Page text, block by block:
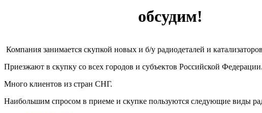
обсудим!
Компания занимается скупкой новых и б/у радиодеталей и
Приезжают в скупку со всех городов и субъектов Российской Федерации.
Много клиентов из стран СНГ.
Наибольшим спросом в приеме и скупке пользуются следующие виды